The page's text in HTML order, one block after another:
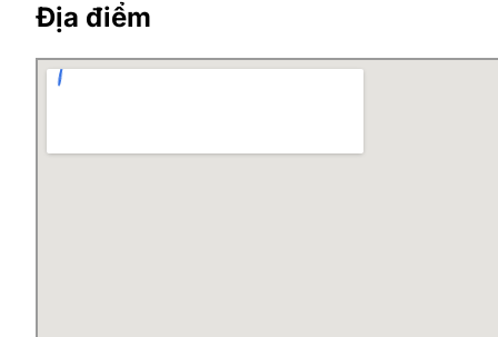
Dự án này nằm tại vị trí đắc địa trên tuyến đường Tố
nhiều thuận lợi cho khách thuê văn phòng nơi đây.
Thừa hưởng những tiện ích sẵn có từ cơ sở vật chất
Thuê văn phòng tại đây, khách hàng dễ dàng di
Địa điểm